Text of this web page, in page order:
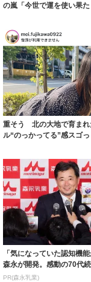
の嵐「今世で運を使い果た
重そう 北の大地で育まれ
ル“のっかってる”感スゴ
「気になっていた認知機
森永が開発。感動の70代
PR(森永乳業)